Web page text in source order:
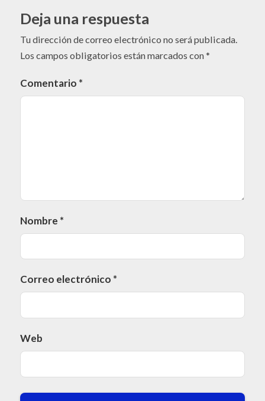
Deja una respuesta
Tu dirección de correo electrónico no será publicada.
Los campos obligatorios están marcados con*
Comentario *
Nombre *
Correo electrónico *
Web